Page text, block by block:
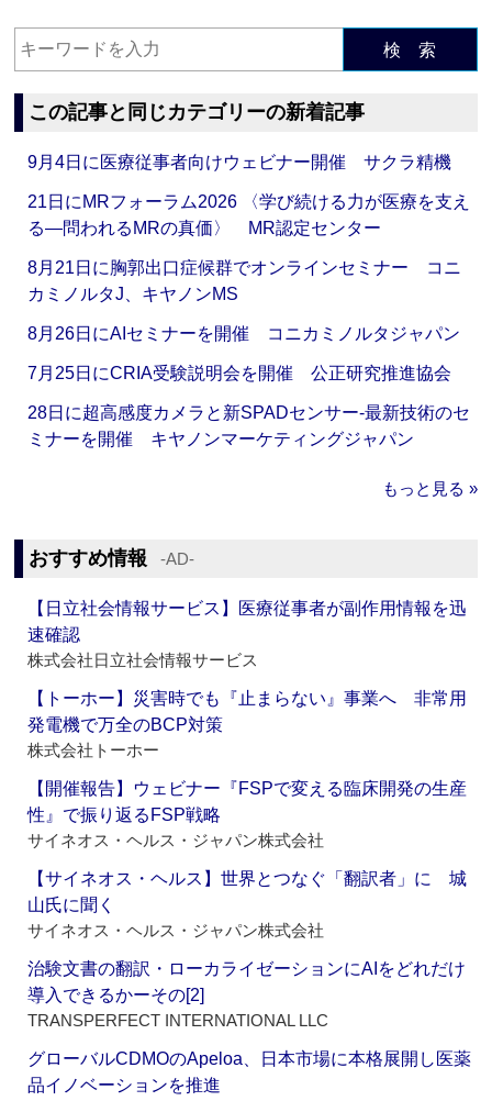
検 索
この記事と同じカテゴリーの新着記事
9月4日に医療従事者向けウェビナー開催 サクラ精機
21日にMRフォーラム2026 〈学び続ける力が医療を支え
る―問われるMRの真価〉 MR認定センター
8月21日に胸郭出口症候群でオンラインセミナー コニ
カミノルタJ、キヤノンMS
8月26日にAIセミナーを開催 コニカミノルタジャパン
7月25日にCRIA受験説明会を開催 公正研究推進協会
28日に超高感度カメラと新SPADセンサー‐最新技術のセ
ミナーを開催 キヤノンマーケティングジャパン
もっと見る »
おすすめ情報 ‐AD‐
【日立社会情報サービス】医療従事者が副作用情報を迅
速確認
株式会社日立社会情報サービス
【トーホー】災害時でも『止まらない』事業へ 非常用
発電機で万全のBCP対策
株式会社トーホー
【開催報告】ウェビナー『FSPで変える臨床開発の生産
性』で振り返るFSP戦略
サイネオス・ヘルス・ジャパン株式会社
【サイネオス・ヘルス】世界とつなぐ「翻訳者」に 城
山氏に聞く
サイネオス・ヘルス・ジャパン株式会社
治験文書の翻訳・ローカライゼーションにAIをどれだけ
導入できるかーその[2]
TRANSPERFECT INTERNATIONAL LLC
グローバルCDMOのApeloa、日本市場に本格展開し医薬
品イノベーションを推進